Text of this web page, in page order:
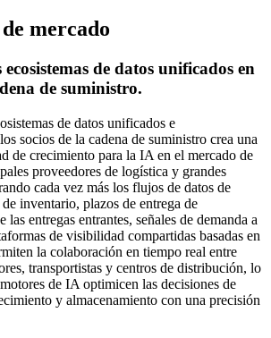
mercado
de datos unificados en
de suministro.
de datos unificados e
socios de la cadena de suministro crea una
de crecimiento para la IA en el mercado de
proveedores de logística y grandes
cada vez más los flujos de datos de
inventario, plazos de entrega de
las entregas entrantes, señales de demanda a
de visibilidad compartidas basadas en
la colaboración en tiempo real entre
transportistas y centros de distribución, lo
de IA optimicen las decisiones de
y almacenamiento con una precisión